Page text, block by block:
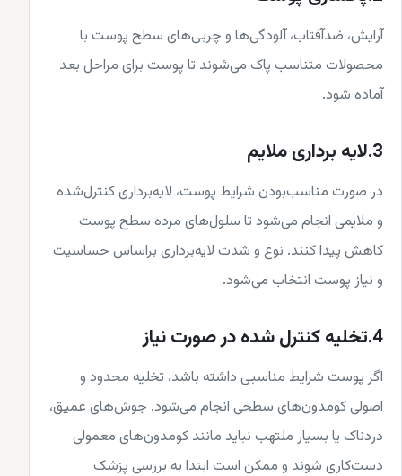
آرایش، ضدآفتاب، آلودگی‌ها و چربی‌های سطح پوست با
محصولات متناسب پاک می‌شوند تا پوست برای مراحل بعد
آماده شود.
3.لایه برداری ملایم
در صورت مناسب‌بودن شرایط پوست، لایه‌برداری کنترل‌شده
و ملایمی انجام می‌شود تا سلول‌های مرده سطح پوست
کاهش پیدا کنند. نوع و شدت لایه‌برداری براساس حساسیت
و نیاز پوست انتخاب می‌شود.
4.تخلیه کنترل شده در صورت نیاز
اگر پوست شرایط مناسبی داشته باشد، تخلیه محدود و
اصولی کومدون‌های سطحی انجام می‌شود. جوش‌های عمیق،
دردناک یا بسیار ملتهب نباید مانند کومدون‌های معمولی
دست‌کاری شوند و ممکن است ابتدا به بررسی پزشک